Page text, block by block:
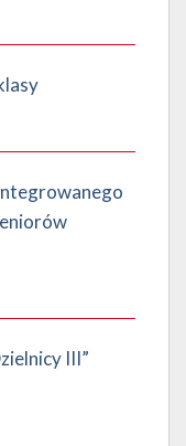
III”